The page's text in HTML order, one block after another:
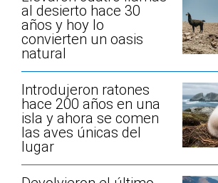
al desierto hace 30
años y hoy lo
convierten un oasis
natural
Introdujeron ratones
hace 200 años en una
isla y ahora se comen
las aves únicas del
lugar